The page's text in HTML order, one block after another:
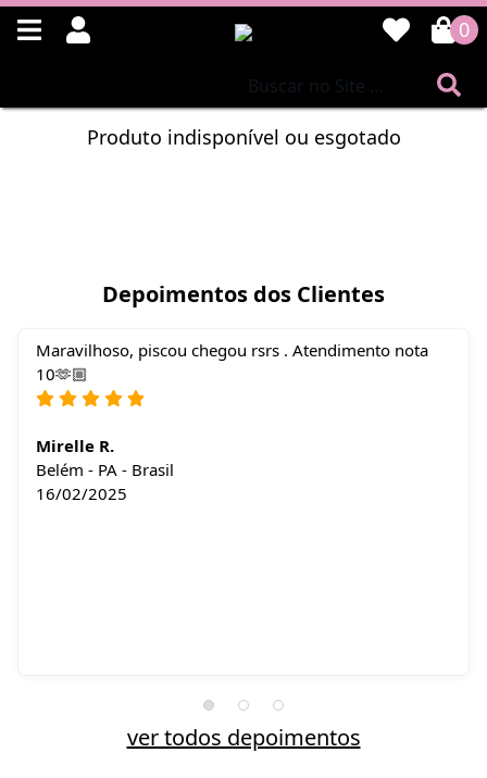
0
Produto indisponível ou esgotado
Depoimentos dos Clientes
Maravilhoso, piscou chegou rsrs . Atendimento nota
10🫶🏼
Mirelle R.
Belém - PA - Brasil
16/02/2025
ver todos depoimentos